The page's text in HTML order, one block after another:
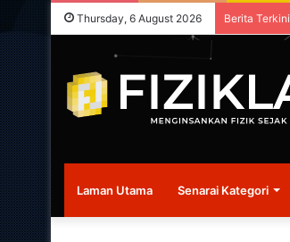
Thursday, 6 August 2026 Berita Terkini
Laman Utama Senarai Kategori